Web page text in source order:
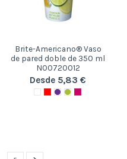
Brite-Americano® Vaso
de pared doble de 350 ml
N00720012
Desde 5,83 €